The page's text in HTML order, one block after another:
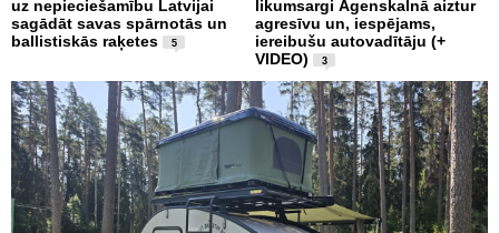
uz nepieciešamību Latvijai
sagādāt savas spārnotās un
ballistiskās raķetes
5
likumsargi Āgenskalnā aiztur
agresīvu un, iespējams,
iereibušu autovadītāju (+
VIDEO)
3